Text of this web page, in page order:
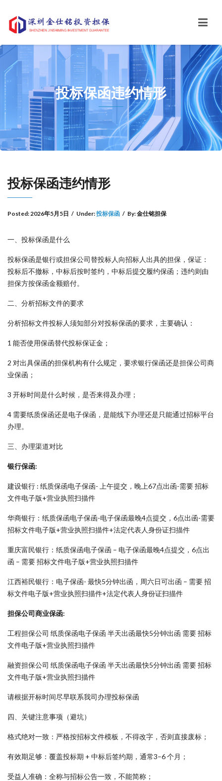
投标保函违约情形
投标保函违约情形
Posted:2026年5月5日 / Under:投标保函 / By:金仕铭担保
一、投标保函是什么
投标保函是银行或担保公司替投标人向招标人出具的担保，保证：
投标后不撤标，中标后按时签约，中标后提交履约保函；违约则由
担保方按保函金额赔付。
二、分析招标文件的要求
分析招标文件投标人须知部分对投标保函的要求，主要确认：
1 能否使用保函替代投标保证金；
2 对出具保函的担保机构有什么规定，要求银行保函还是担保公司商
业保函；
3 开标时间是什么时候，是否来得及办理；
4 需要纸质保函还是电子保函，是能线下办理还是只能通过招标平台
办理。
三、办理渠道对比
银行保函:
建设银行 : 纸质保函电子保函- 上午提交，晚上67点出函-需要 招标
文件电子版+营业执照扫描件
华商银行：纸质保函电子保函-电子保函最晚4点提交，6点出函-需要
招标文件电子版+营业执照扫描件+法定代表人身份证扫描件
重庆富民银行：纸质保函电子保函 – 电子保函最晚4点提交，6点出
函 – 需要 招标文件电子版+营业执照扫描件
江西裕民银行：电子保函- 最快5分钟出函，周六日可出函 – 需要 招
标文件电子版+营业执照扫描件+法定代表人身份证扫描件
担保公司商业保函:
工程担保公司 纸质保函电子保函 半天出函最快5分钟出函 需要 招标
文件电子版+营业执照扫描件
融资担保公司 纸质保函电子保函 半天出函最快5分钟出函 需要 招标
文件电子版+营业执照扫描件
请根据开标时间尽早联系我司办理投标保函
四、关键注意事项（避坑）
格式绝对一致：严格按招标文件模板，不得改字，否则直接废标；
有效期足够：覆盖投标期 + 中标后签约期，通常3–6 个月；
受益人准确：全称与招标公告一致，不能简称；